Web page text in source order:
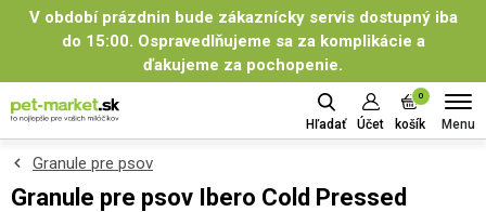
V období prázdnin bude zákaznícky servis dostupný iba
do 15:00. Ospravedlňujeme sa za komplikácie a
ďakujeme za pochopenie.
Hľadať Účet
0
košík Menu
Granule pre psov
Granule pre psov Ibero Cold Pressed